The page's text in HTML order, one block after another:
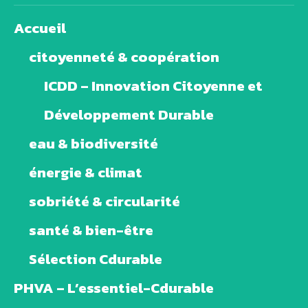
Accueil
citoyenneté & coopération
ICDD – Innovation Citoyenne et
Développement Durable
eau & biodiversité
énergie & climat
sobriété & circularité
santé & bien-être
Sélection Cdurable
PHVA – L’essentiel-Cdurable